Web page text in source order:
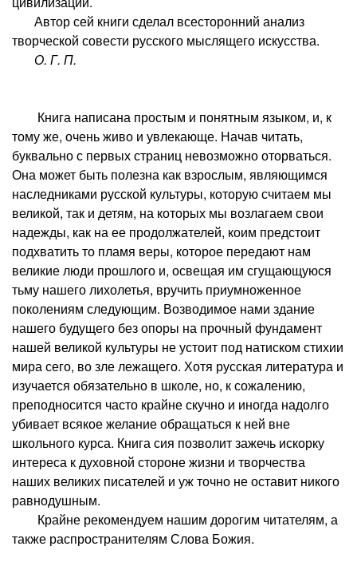
Автор сей книги сделал всесторонний анализ
творческой совести русского мыслящего искусства.
О. Г. П.
Книга написана простым и понятным языком, и, к
тому же, очень живо и увлекающе. Начав читать,
буквально с первых страниц невозможно оторваться.
Она может быть полезна как взрослым, являющимся
наследниками русской культуры, которую считаем мы
великой, так и детям, на которых мы возлагаем свои
надежды, как на ее продолжателей, коим предстоит
подхватить то пламя веры, которое передают нам
великие люди прошлого и, освещая им сгущающуюся
тьму нашего лихолетья, вручить приумноженное
поколениям следующим. Возводимое нами здание
нашего будущего без опоры на прочный фундамент
нашей великой культуры не устоит под натиском стихии
мира сего, во зле лежащего. Хотя русская литература и
изучается обязательно в школе, но, к сожалению,
преподносится часто крайне скучно и иногда надолго
убивает всякое желание обращаться к ней вне
школьного курса. Книга сия позволит зажечь искорку
интереса к духовной стороне жизни и творчества
наших великих писателей и уж точно не оставит никого
равнодушным.
Крайне рекомендуем нашим дорогим читателям, а
также распространителям Слова Божия.